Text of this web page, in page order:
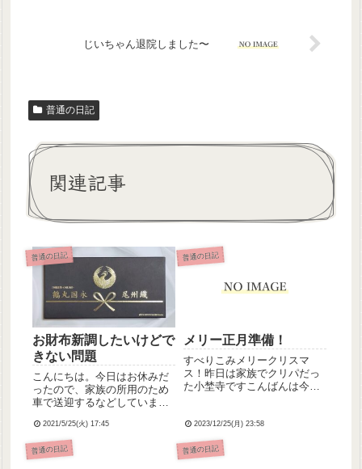
じいちゃん退院しました〜
普通の日記
関連記事
普通の日記
お財布新調したいけどで
きない問題
こんにちは。今日はお休みだ
ったので、家族の所用のため
車で送迎するなどしていまし
はまずまずです。*今使ってる
財布、3年ぐらい前(»過去記事
参照)に友人の雲雀氏に選んで
2021/5/25(火) 17:45
普通の日記
メリー正月準備！
すべりこみメリークリスマ
ス！昨日は家族でクリパだっ
た小埜寺ですこんばんは今日
ゃんとばあちゃんと3人で正月
準備をしましたわたしが愛し
てやまないヘ夕りア日本のキ
2023/12/25(月) 23:58
普通の日記 普通の日記